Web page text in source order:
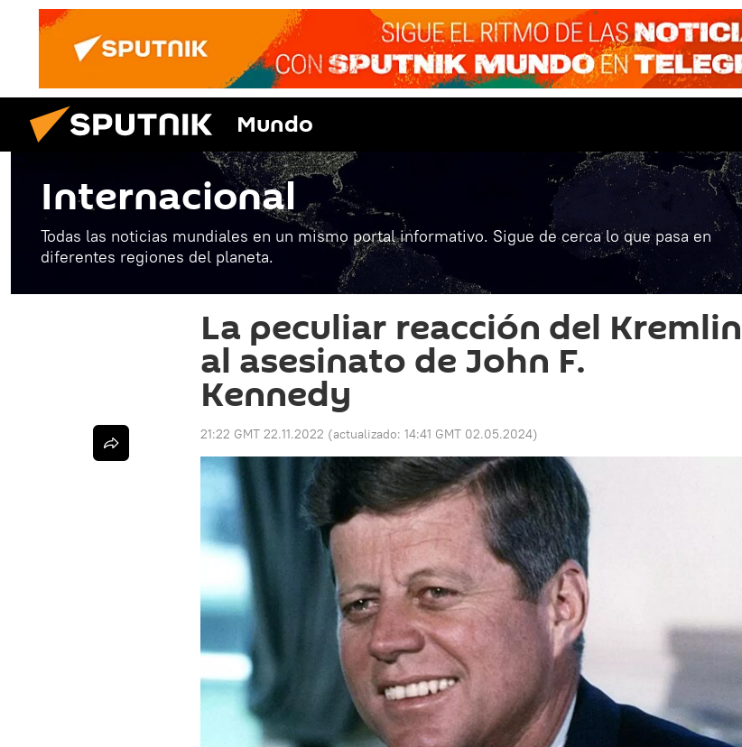
Mundo
Internacional
Todas las noticias mundiales en un mismo portal informativo. Sigue de cerca lo que pasa en
diferentes regiones del planeta.
La peculiar reacción del Kremlin
al asesinato de John F.
Kennedy
21:22 GMT 22.11.2022 (actualizado: 14:41 GMT 02.05.2024)